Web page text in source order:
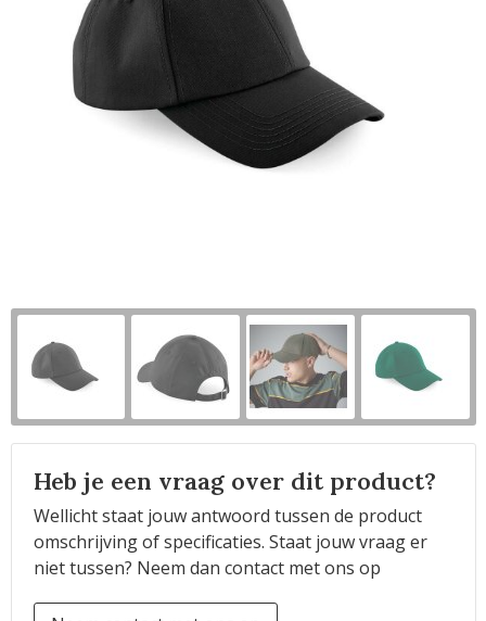
Bloemen en planten
Horeca
Heb je een vraag over dit product?
Wellicht staat jouw antwoord tussen de product
omschrijving of specificaties. Staat jouw vraag er
niet tussen? Neem dan contact met ons op